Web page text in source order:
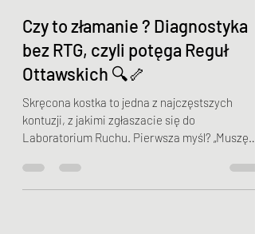
26 kwi
3 minut(y) czytania
Czy to złamanie ? Diagnostyka
bez RTG, czyli potęga Reguł
Ottawskich 🔍🦴
Laboratorium Ruchu. Pierwsza myśl? „Muszę